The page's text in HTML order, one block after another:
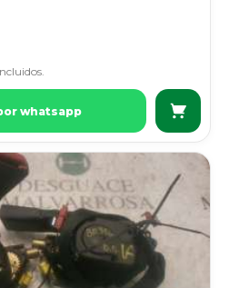
whatsapp